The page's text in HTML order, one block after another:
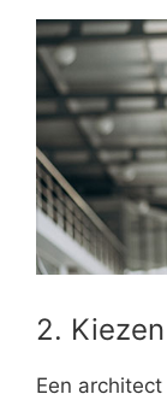
2.
Een